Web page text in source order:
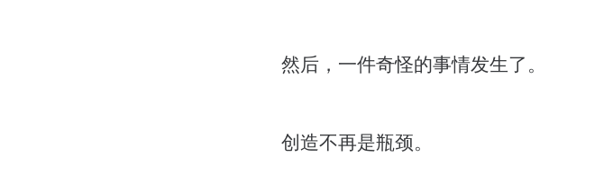
然后，一件奇怪的事情发生了。
创造不再是瓶颈。